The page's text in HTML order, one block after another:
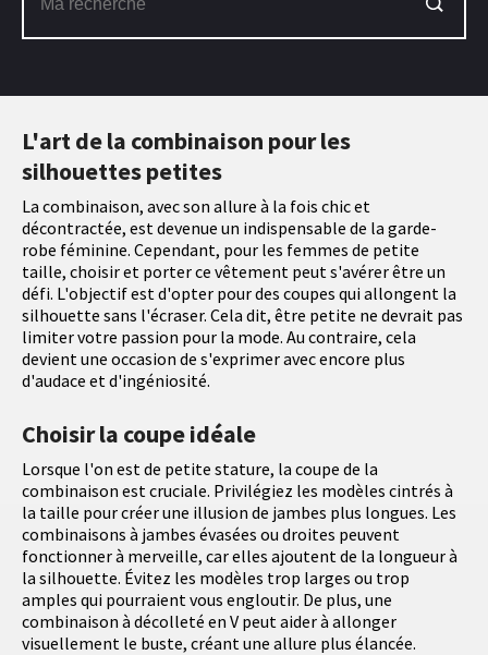
L'art de la combinaison pour les
silhouettes petites
La combinaison, avec son allure à la fois chic et
décontractée, est devenue un indispensable de la garde-
robe féminine. Cependant, pour les femmes de petite
taille, choisir et porter ce vêtement peut s'avérer être un
défi. L'objectif est d'opter pour des coupes qui allongent la
silhouette sans l'écraser. Cela dit, être petite ne devrait pas
limiter votre passion pour la mode. Au contraire, cela
devient une occasion de s'exprimer avec encore plus
d'audace et d'ingéniosité.
Choisir la coupe idéale
Lorsque l'on est de petite stature, la coupe de la
combinaison est cruciale. Privilégiez les modèles cintrés à
la taille pour créer une illusion de jambes plus longues. Les
combinaisons à jambes évasées ou droites peuvent
fonctionner à merveille, car elles ajoutent de la longueur à
la silhouette. Évitez les modèles trop larges ou trop
amples qui pourraient vous engloutir. De plus, une
combinaison à décolleté en V peut aider à allonger
visuellement le buste, créant une allure plus élancée.